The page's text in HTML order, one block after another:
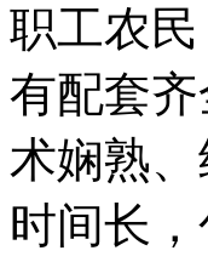
职工农
有配套
术娴熟
时间长